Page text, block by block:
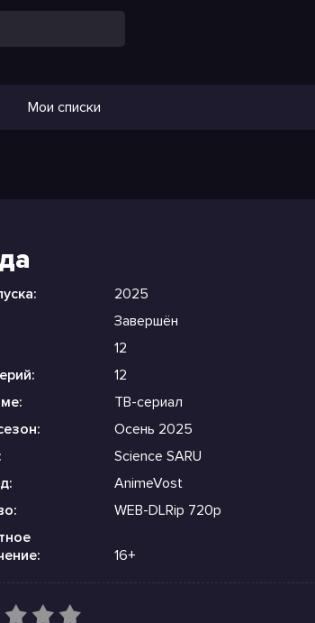
Мои списки
2025
Завершён
12
12
ТВ-сериал
Осень 2025
Science SARU
AnimeVost
WEB-DLRip 720p
16+